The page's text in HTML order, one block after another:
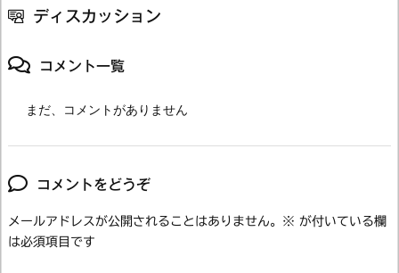
ディスカッション
コメント一覧
まだ、コメントがありません
コメントをどうぞ
メールアドレスが公開されることはありません。 ※ が付いている欄
は必須項目です